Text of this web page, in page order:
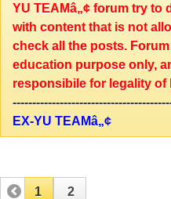
YU TEAMâ„¢ forum try to
with content that is not
check all the posts.
education purpose only,
responsibile for legality of
EX-YU TEAMâ„¢
1 2